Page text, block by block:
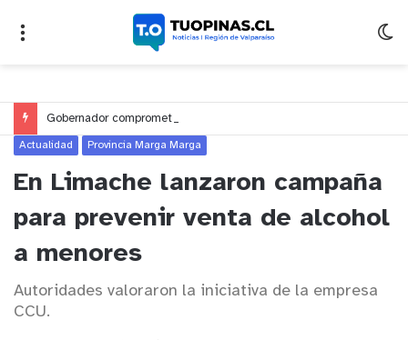
Actualidad Provincia Marga Marga
En Limache lanzaron campaña
para prevenir venta de alcohol
a menores
Autoridades valoraron la iniciativa de la empresa
CCU.